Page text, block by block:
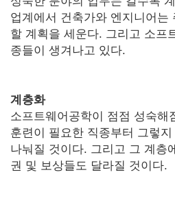
업계에서 건축가와 엔지니어는
할 계획을 세운다. 그리고 소프
종들이 생겨나고 있다.
계층화
소프트웨어공학이 점점 성숙해
훈련이 필요한 직종부터 그렇
나눠질 것이다. 그리고 그 계층
권 및 보상들도 달라질 것이다.